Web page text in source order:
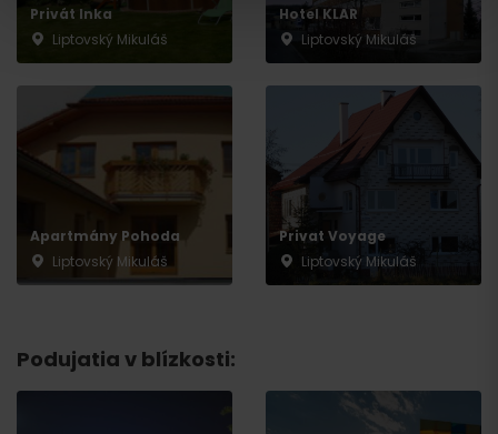
Privát Inka
Liptovský Mikuláš
Hotel KLAR
Liptovský Mikuláš
Apartmány Pohoda
Liptovský Mikuláš
Privat Voyage
Liptovský Mikuláš
Podujatia v blízkosti: